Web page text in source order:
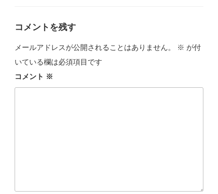
コメントを残す
メールアドレスが公開されることはありません。 ※ が付
いている欄は必須項目です
コメント ※